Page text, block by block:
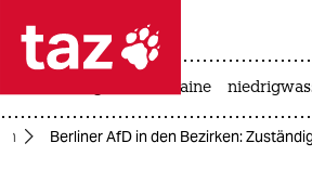
 taz zahl ich
taz zahl ich
krieg in der ukraine
Berliner AfD in den Bezirken: